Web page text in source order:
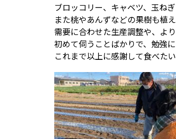
ブロッコリー、キャベツ、玉ね
また桃やあんずなどの果樹も植え
需要に合わせた生産調整や、よ
初めて伺うことばかりで、勉強
これまで以上に感謝して食べた